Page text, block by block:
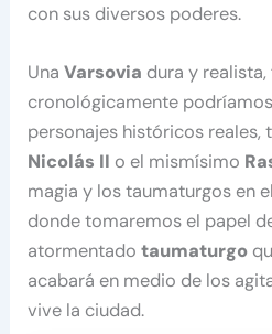
con sus diversos poderes.
UnaVarsovia dura y
cronológicamente
personajes históricos reales,
Nicolás II o el mismísimo
magia y los taumaturgos en
donde tomaremos el papel
atormentadotaumaturgo
acabará en medio de los
vive la ciudad.